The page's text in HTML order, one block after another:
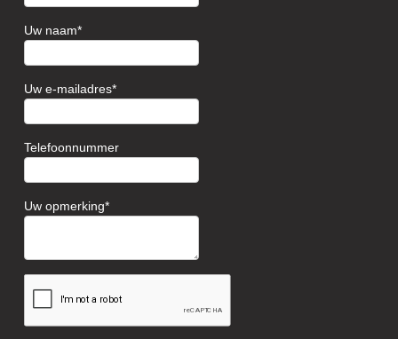
Uw naam
Uw e-mailadres
Telefoonnummer
Uw opmerking